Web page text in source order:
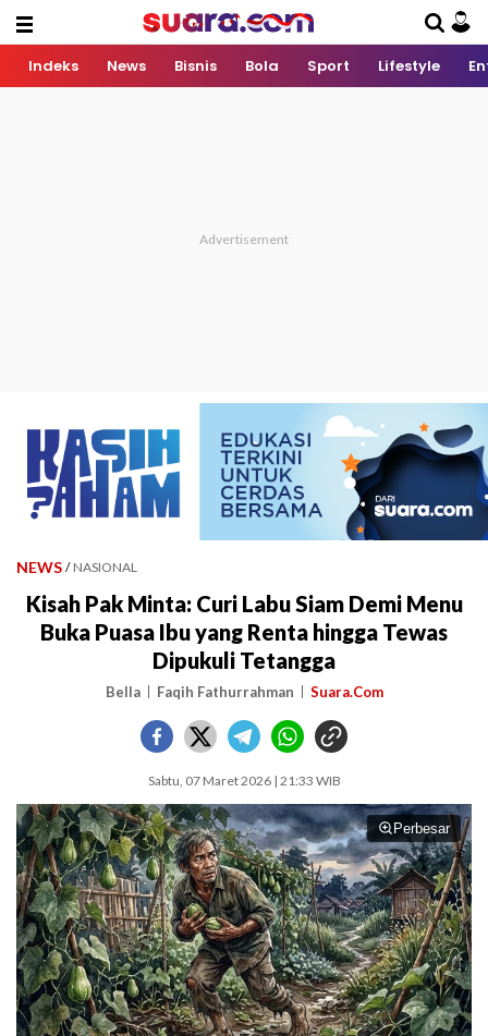
Indeks News Bisnis Bola Sport Lifestyle
NEWS / NASIONAL
Kisah Pak Minta: Curi Labu Siam Demi Menu
Buka Puasa Ibu yang Renta hingga Tewas
Dipukuli Tetangga
Bella Faqih Fathurrahman Suara.Com
Sabtu, 07 Maret 2026 | 21:33 WIB
Perbesar